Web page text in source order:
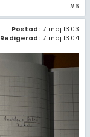
#6
Postad:17 maj 13:03
Redigerad:17 maj 13:04